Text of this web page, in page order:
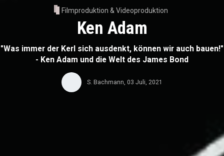
Filmproduktion & Videoproduktion
Ken Adam
"Was immer der Kerl sich ausdenkt, können wir auch bauen!"
- Ken Adam und die Welt des James Bond
S. Bachmann, 03 Juli, 2021